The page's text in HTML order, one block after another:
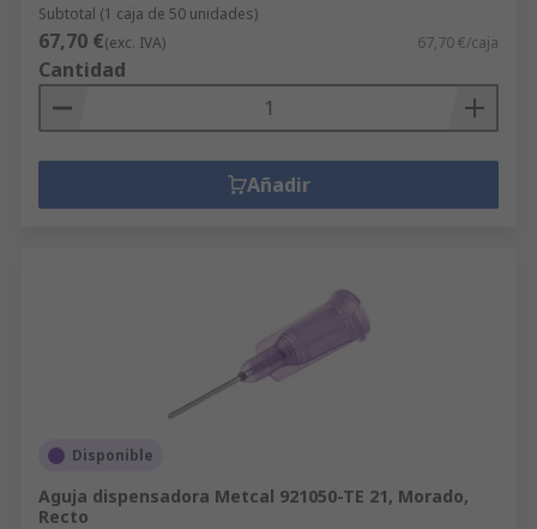
Subtotal (1 caja de 50 unidades)
67,70 €(exc. IVA) 67,70 €/caja
Cantidad
Añadir
Disponible
Aguja dispensadora Metcal 921050-TE 21, Morado,
Recto